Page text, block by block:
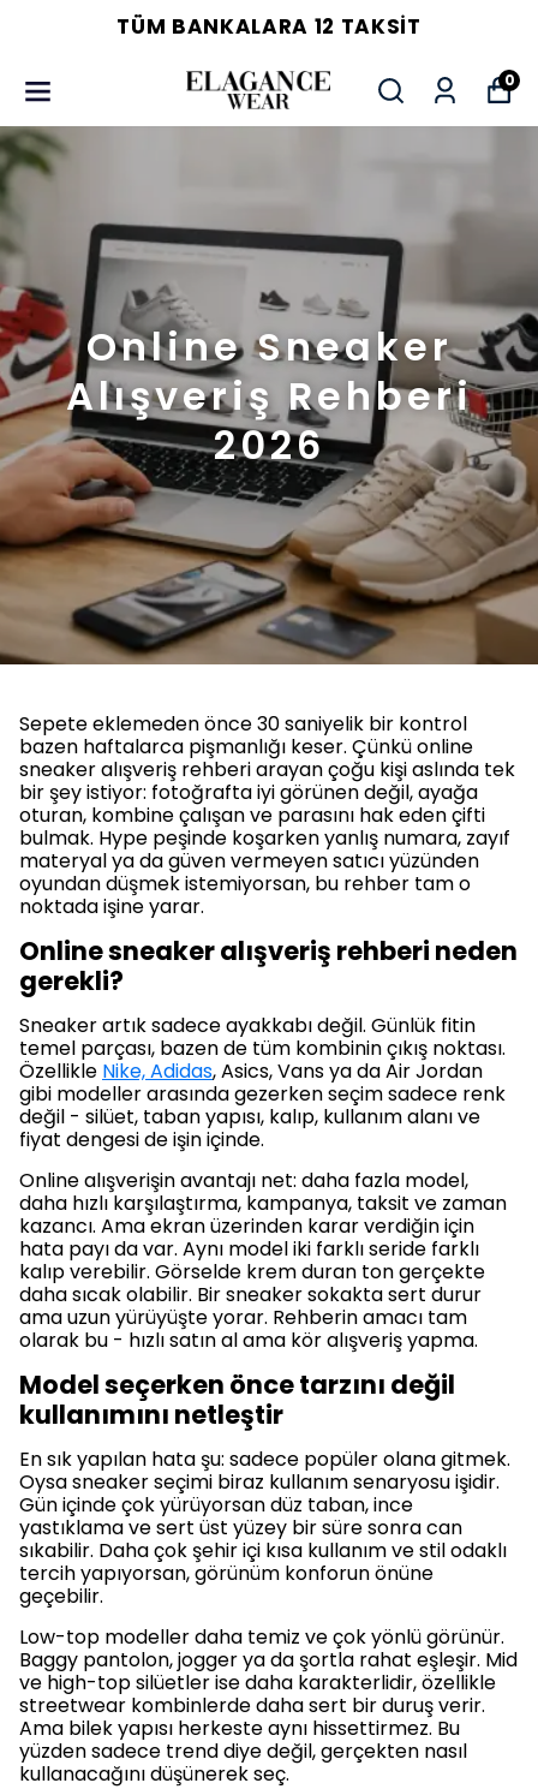
TÜM BANKALARA 12 TAKSIT
0
Online Sneaker
Alışveriş Rehberi
2026
Sepete eklemeden önce 30 saniyelik bir kontrol
bazen haftalarca pişmanlığı keser. Çünkü online
sneaker alışveriş rehberi arayan çoğu kişi aslında tek
bir şey istiyor: fotoğrafta iyi görünen değil, ayağa
oturan, kombine çalışan ve parasını hak eden çifti
bulmak. Hype peşinde koşarken yanlış numara, zayıf
materyal ya da güven vermeyen satıcı yüzünden
oyundan düşmek istemiyorsan, bu rehber tam o
noktada işine yarar.
Online sneaker alışveriş rehberi neden
gerekli?
Sneaker artık sadece ayakkabı değil. Günlük fitin
temel parçası, bazen de tüm kombinin çıkış noktası.
Özellikle Nike, Adidas, Asics, Vans ya da Air Jordan
gibi modeller arasında gezerken seçim sadece renk
değil - silüet, taban yapısı, kalıp, kullanım alanı ve
fiyat dengesi de işin içinde.
Online alışverişin avantajı net: daha fazla model,
daha hızlı karşılaştırma, kampanya, taksit ve zaman
kazancı. Ama ekran üzerinden karar verdiğin için
hata payı da var. Aynı model iki farklı seride farklı
kalıp verebilir. Görselde krem duran ton gerçekte
daha sıcak olabilir. Bir sneaker sokakta sert durur
ama uzun yürüyüşte yorar. Rehberin amacı tam
olarak bu - hızlı satın al ama kör alışveriş yapma.
Model seçerken önce tarzını değil
kullanımını netleştir
En sık yapılan hata şu: sadece popüler olana gitmek.
Oysa sneaker seçimi biraz kullanım senaryosu işidir.
Gün içinde çok yürüyorsan düz taban, ince
yastıklama ve sert üst yüzey bir süre sonra can
sıkabilir. Daha çok şehir içi kısa kullanım ve stil odaklı
tercih yapıyorsan, görünüm konforun önüne
geçebilir.
Low-top modeller daha temiz ve çok yönlü görünür.
Baggy pantolon, jogger ya da şortla rahat eşleşir. Mid
ve high-top silüetler ise daha karakterlidir, özellikle
streetwear kombinlerde daha sert bir duruş verir.
Ama bilek yapısı herkeste aynı hissettirmez. Bu
yüzden sadece trend diye değil, gerçekten nasıl
kullanacağını düşünerek seç.